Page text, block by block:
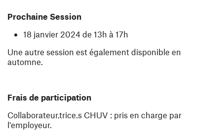
Prochaine Session
18 janvier 2024 de 13h à 17h
Une autre session est également disponible en
automne.
Frais de participation
Collaborateur.trice.s CHUV : pris en charge par
l'employeur.